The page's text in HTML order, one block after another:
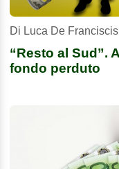
Di Luca De Franciscis
“Resto al Sud”.
fondo perduto